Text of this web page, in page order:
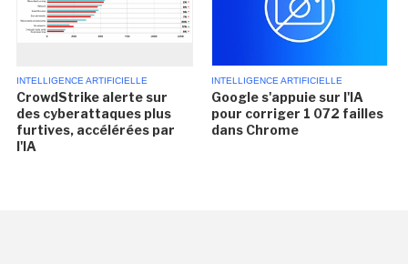
INTELLIGENCE ARTIFICIELLE
CrowdStrike alerte sur
des cyberattaques plus
furtives, accélérées par
l'IA
INTELLIGENCE ARTIFICIELLE
Google s'appuie sur l'IA
pour corriger 1 072 failles
dans Chrome